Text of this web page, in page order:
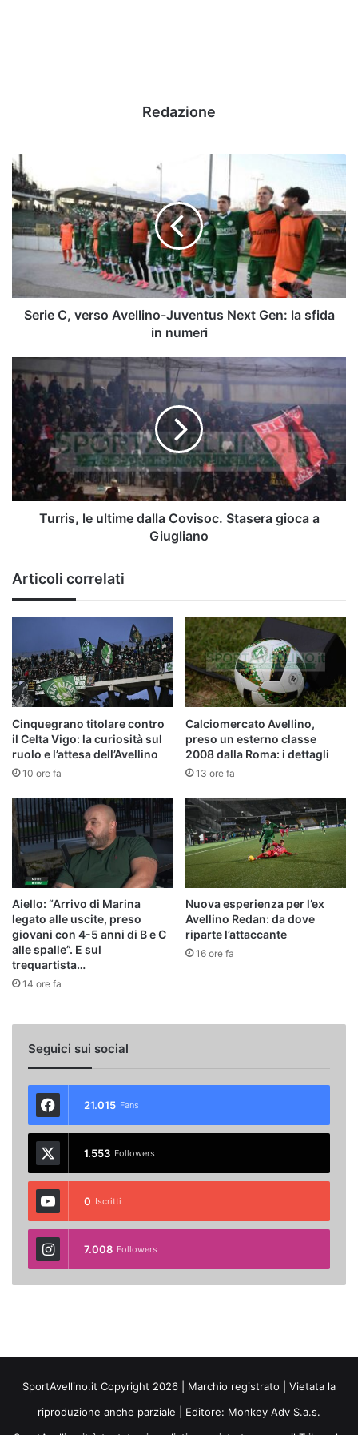
Redazione
Serie
C,
verso
Avellino-
Juventus
Next
la
sfida
Serie C, verso Avellino-Juventus Next Gen: la sfida
in numeri
le
ultime
dalla
Covisoc.
Stasera
gioca
a
Giugliano
Turris, le ultime dalla Covisoc. Stasera gioca a
Giugliano
Articoli correlati
Cinquegrano titolare contro
il Celta Vigo: la curiosità sul
ruolo e l’attesa dell’Avellino
10 ore fa
Calciomercato Avellino,
preso un esterno classe
2008 dalla Roma: i dettagli
13 ore fa
Aiello: “Arrivo di Marina
legato alle uscite, preso
giovani con 4-5 anni di B e C
alle spalle”. E sul
trequartista…
14 ore fa
Nuova esperienza per l’ex
Avellino Redan: da dove
riparte l’attaccante
16 ore fa
Seguici sui social
21.015 Fans
1.553 Followers
0 Iscritti
7.008 Followers
SportAvellino.it Copyright 2026 | Marchio registrato | Vietata la
riproduzione anche parziale | Editore: Monkey Adv S.a.s.